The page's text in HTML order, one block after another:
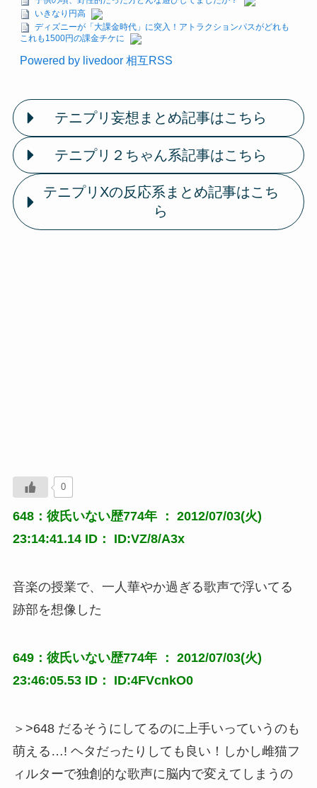
いきなり円高
ディズニーが「大課金時代」に突入！アトラクションパスがどれも
これも1500円の課金チケに
Powered by livedoor 相互RSS
テニプリ妄想まとめ記事はこちら
テニプリ２ちゃん系記事はこちら
テニプリXの反応系まとめ記事はこち
ら
0
648：彼氏いない歴774年 ： 2012/07/03(火)
23:14:41.14 ID： ID:VZ/8/A3x
音楽の授業で、一人華やか過ぎる歌声で浮いてる
跡部を想像した
649：彼氏いない歴774年 ： 2012/07/03(火)
23:46:05.53 ID： ID:4FVcnkO0
＞>648 だるそうにしてるのに上手いっていうのも
萌える…! ヘタだったりしても良い！しかし雌猫フ
ィルターで独創的な歌声に脳内で変えてしまうの